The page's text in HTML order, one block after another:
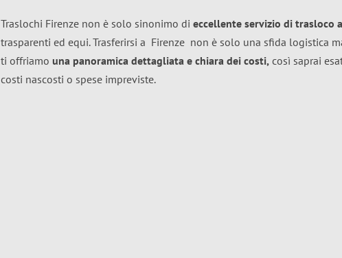
Traslochi Firenze non è solo sinonimo di eccellente servizio di trasloco a
trasparenti ed equi. Trasferirsi a Firenze non è solo una sfida logistica
ti offriamo una panoramica dettagliata e chiara dei costi, così saprai
costi nascosti o spese impreviste.